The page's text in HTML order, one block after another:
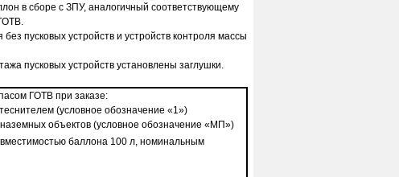
в сборе с ЗПУ, аналогичный соответствующему
пусковых устройств и устройств контроля массы
пусковых устройств установлены заглушки.
ГОТВ при заказе:
(условное обозначение «1»)
объектов (условное обозначение «МП»)
баллона 100 л, номинальным